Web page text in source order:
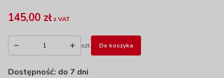
145,00 złz VAT
szt. Do koszyka
Dostępność: do 7 dni